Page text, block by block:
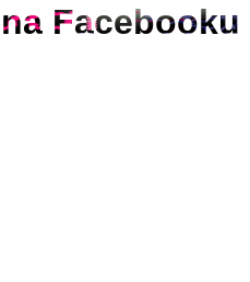
Facebooku